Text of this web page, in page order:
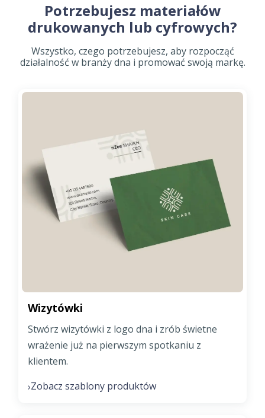
Potrzebujesz materiałów
drukowanych lub cyfrowych?
Wszystko, czego potrzebujesz, aby rozpocząć
działalność w branży dna i promować swoją markę.
Wizytówki
Stwórz wizytówki z logo dna i zrób świetne
wrażenie już na pierwszym spotkaniu z
klientem.
›Zobacz szablony produktów